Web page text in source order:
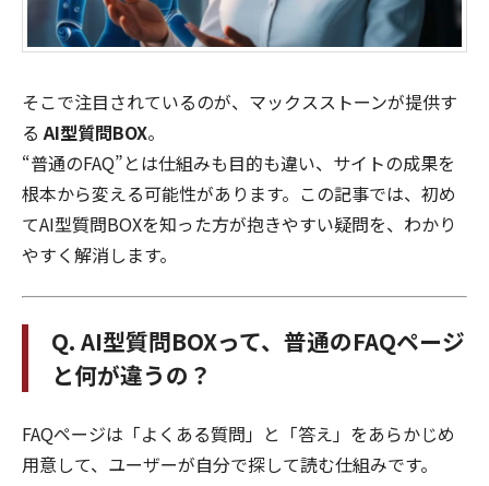
そこで注目されているのが、マックスストーンが提供す
る AI型質問BOX。
“普通のFAQ”とは仕組みも目的も違い、サイトの成果を
根本から変える可能性があります。この記事では、初め
てAI型質問BOXを知った方が抱きやすい疑問を、わかり
やすく解消します。
Q. AI型質問BOXって、普通のFAQページ
と何が違うの？
FAQページは「よくある質問」と「答え」をあらかじめ
用意して、ユーザーが自分で探して読む仕組みです。